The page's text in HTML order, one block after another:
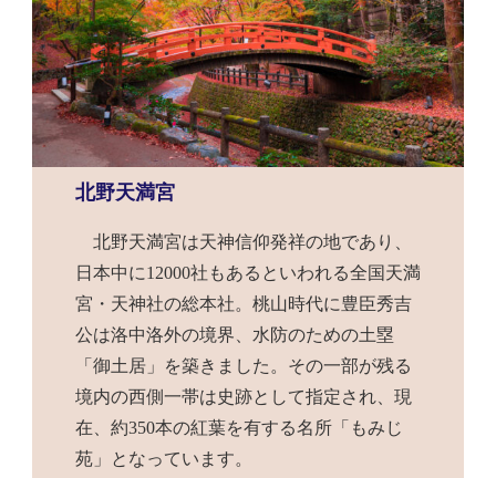
北野天満宮
北野天満宮は天神信仰発祥の地であり、
日本中に12000社もあるといわれる全国天満
宮・天神社の総本社。桃山時代に豊臣秀吉
公は洛中洛外の境界、水防のための土塁
「御土居」を築きました。その一部が残る
境内の西側一帯は史跡として指定され、現
在、約350本の紅葉を有する名所「もみじ
苑」となっています。